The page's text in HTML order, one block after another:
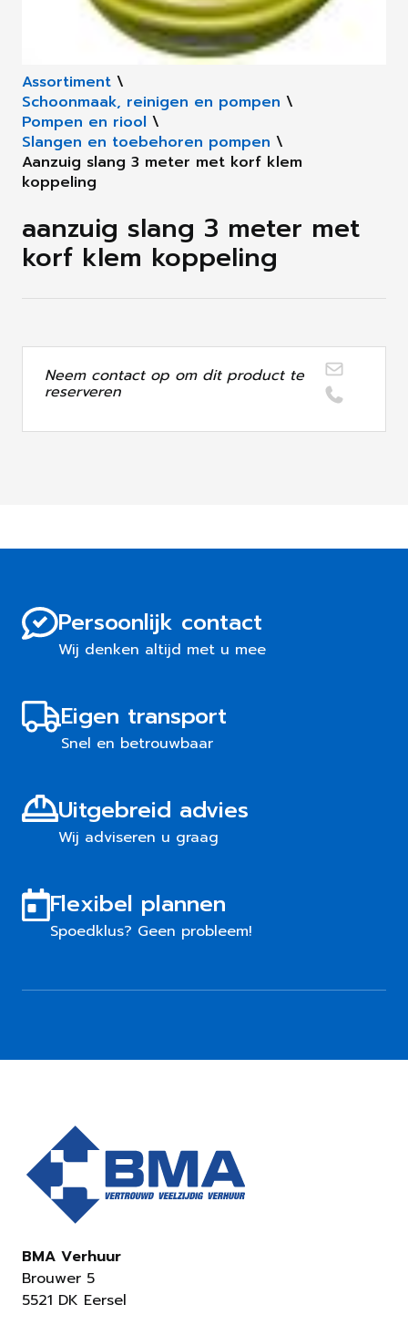
Assortiment \
Schoonmaak, reinigen en pompen \
Pompen en riool \
Slangen en toebehoren pompen \
Aanzuig slang 3 meter met korf klem
koppeling
aanzuig slang 3 meter met
korf klem koppeling
Neem contact op om dit product te
reserveren
Persoonlijk contact
Wij denken altijd met u mee
Eigen transport
Snel en betrouwbaar
Uitgebreid advies
Wij adviseren u graag
Flexibel plannen
Spoedklus? Geen probleem!
BMA Verhuur
Brouwer 5
5521 DK Eersel